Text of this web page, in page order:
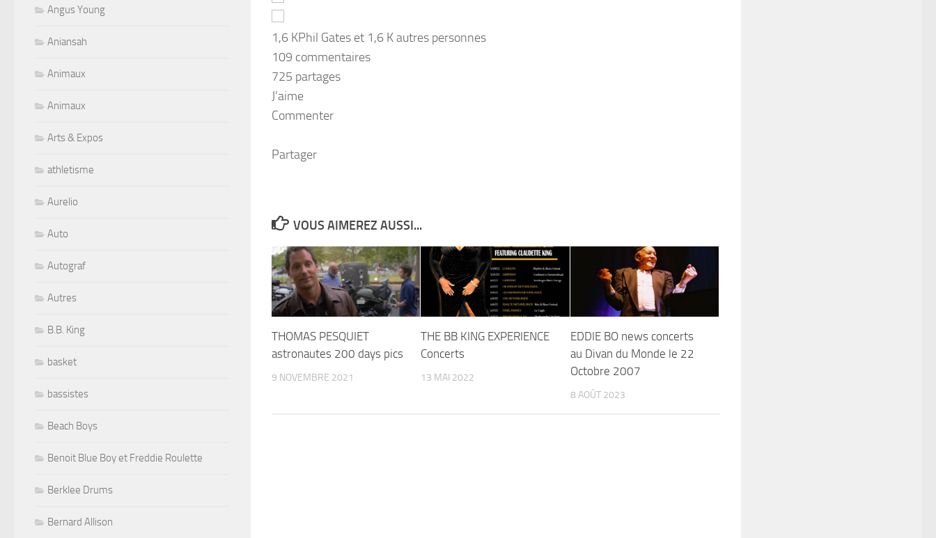
1,6 KPhil Gates et 1,6 K autres personnes
109 commentaires
725 partages
J’aime
Commenter
Partager
VOUS AIMEREZ AUSSI...
THOMAS PESQUIET
astronautes 200 days pics
9 NOVEMBRE 2021
THE BB KING EXPERIENCE
Concerts
13 MAI 2022
EDDIE BO news concerts
au Divan du Monde le 22
Octobre 2007
8 AOÛT 2023
Angus Young
Aniansah
Animaux
Animaux
Arts & Expos
athletisme
Aurelio
Auto
Autograf
Autres
B.B. King
basket
bassistes
Beach Boys
Benoit Blue Boy et Freddie Roulette
Berklee Drums
Bernard Allison